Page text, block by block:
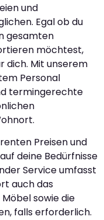
und
Egal ob du
gesamten
möchtest,
dich. Mit unserem
Personal
termingerechte
Preisen und
deine Bedürfnisse
Service umfasst
auch das
sowie die
falls erforderlich.